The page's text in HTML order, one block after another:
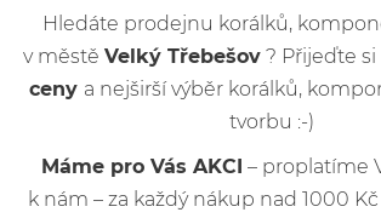
Hledáte prodejnu korálků,
v městě Velký Třebešov ? Přijeďte
ceny a nejširší výběr korálků,
tvorbu :-)
Máme pro Vás AKCI – proplatíme
k nám – za každý nákup nad 1000 Kč